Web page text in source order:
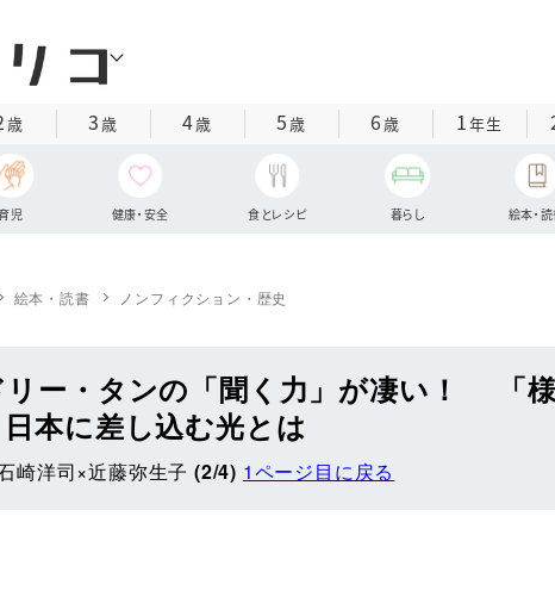
歳 3歳 4歳 5歳 6歳 1年生
児 健康・安全 食とレシピ 暮らし 絵本・
絵本・読書 ノンフィクション・歴史
リー・タンの「聞く力」が凄い！ 「
本に差し込む光とは
崎洋司×近藤弥生子 (2/4) 1ページ目に戻る